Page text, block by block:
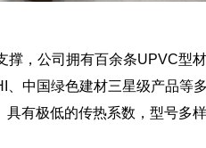
，公司拥有百余条UPVC型
中国绿色建材三星级产品等
有极低的传热系数，型号多